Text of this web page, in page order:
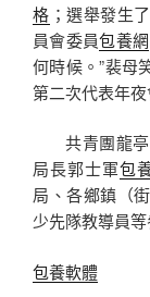
格 ；選舉發生
員會委員包養網
何時候。”裴母
第二次代表年
共青團龍
局長郭士軍包
局、各鄉鎮（
少先隊教導員等
包養軟體